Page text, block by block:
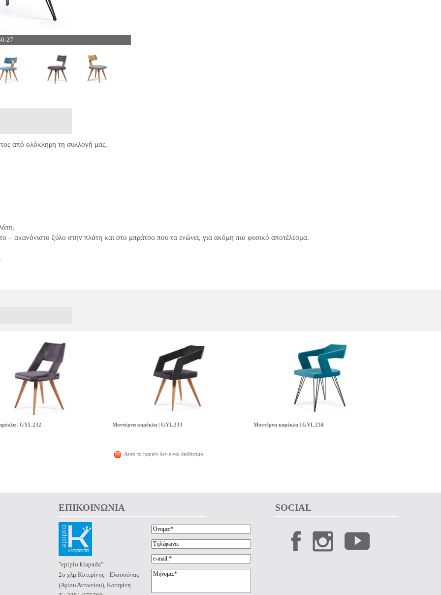
27
από ολόκληρη τη συλλογή μας.
– ακανόνιστο ξύλο στην πλάτη και στο μπράτσο που τα ενώνει, για ακόμη πιο φυσικό αποτέλεσμα.
| GYL 232 Μοντέρνα καρέκλα | GYL 233
Αυτό το προιόν δεν είναι διαθέσιμο.
Μοντέρνα καρέκλα | GYL 234
ΕΠΙΚΟΙΝΩΝΙΑ SOCIAL
"epiplo klapada"
2ο χλμ Κατερίνης - Ελασσόνας
(Αγίου Αντωνίου), Κατερίνη